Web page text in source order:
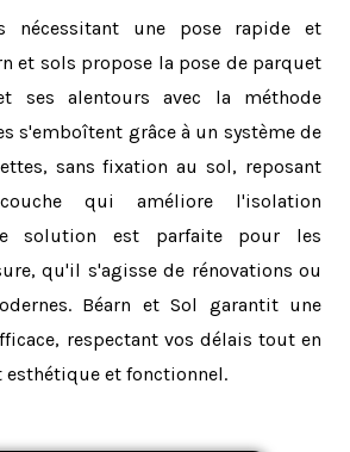
nécessitant une pose rapide et
et sols propose la pose de parquet
ses alentours avec la méthode
s'emboîtent grâce à un système de
sans fixation au sol, reposant
qui améliore l'isolation
solution est parfaite pour les
qu'il s'agisse de rénovations ou
Béarn et Sol garantit une
respectant vos délais tout en
et fonctionnel.